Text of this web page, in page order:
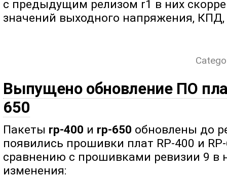
с предыдущим релизом r1 в них
значений выходного напряжения, КПД,
Выпущено обновление ПО
650
Пакеты rp-400 и rp-650 обновлены до
появились прошивки плат RP-400 и
сравнению с прошивками ревизии 9 в
изменения: